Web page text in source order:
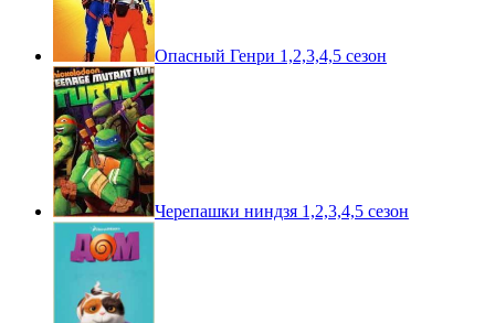
Опасный Генри 1,2,3,4,5 сезон
Черепашки ниндзя 1,2,3,4,5 сезон